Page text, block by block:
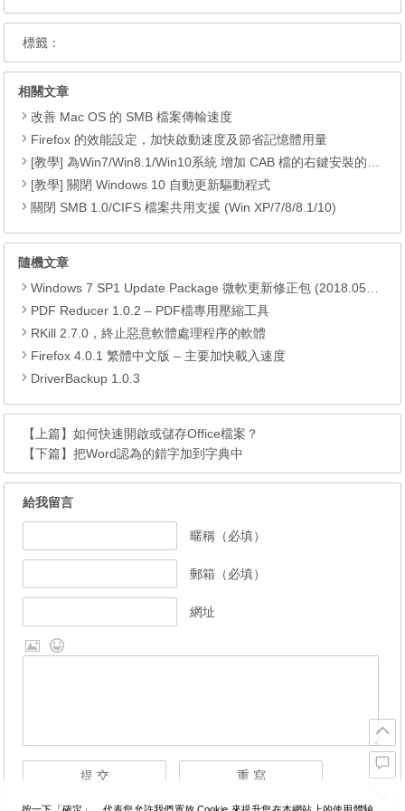
標籤：
相關文章
改善 Mac OS 的 SMB 檔案傳輸速度
Firefox 的效能設定，加快啟動速度及節省記憶體用量
[教學] 為Win7/Win8.1/Win10系統 增加 CAB 檔的右鍵安裝的功能
[教學] 關閉 Windows 10 自動更新驅動程式
關閉 SMB 1.0/CIFS 檔案共用支援 (Win XP/7/8/8.1/10)
隨機文章
Windows 7 SP1 Update Package 微軟更新修正包 (2018.05月份)
PDF Reducer 1.0.2 – PDF檔專用壓縮工具
RKill 2.7.0，終止惡意軟體處理程序的軟體
Firefox 4.0.1 繁體中文版 – 主要加快載入速度
DriverBackup 1.0.3
【上篇】如何快速開啟或儲存Office檔案？
【下篇】把Word認為的錯字加到字典中
給我留言
暱稱（必填）
郵箱（必填）
網址